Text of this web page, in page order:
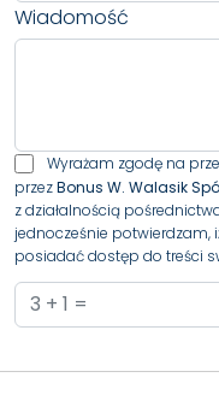
Wiadomość
Wyrażam zgodę na
przezBonus W. Walasik
z działalnością
jednocześnie potwierdzam,
posiadać dostęp do treści